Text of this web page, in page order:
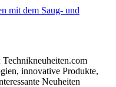
mit dem Saug- und
innovative Produkte,
Neuheiten